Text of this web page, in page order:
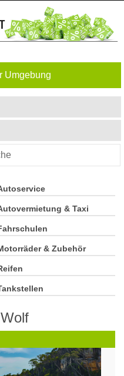
Umgebung
& Taxi
& Zubehör